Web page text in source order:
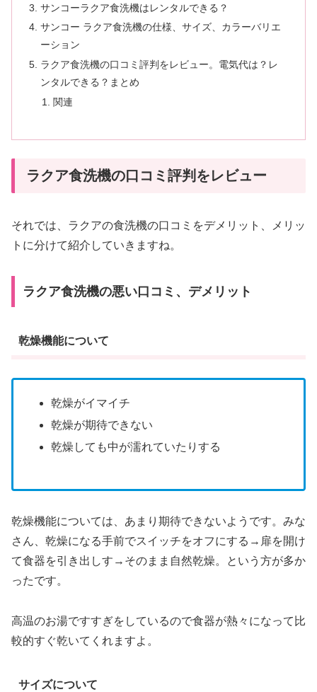
サンコーラクア食洗機はレンタルできる？
サンコー ラクア食洗機の仕様、サイズ、カラーバリエ
ーション
ラクア食洗機の口コミ評判をレビュー。電気代は？レ
ンタルできる？まとめ
関連
ラクア食洗機の口コミ評判をレビュー
それでは、ラクアの食洗機の口コミをデメリット、メリッ
トに分けて紹介していきますね。
ラクア食洗機の悪い口コミ、デメリット
乾燥機能について
乾燥がイマイチ
乾燥が期待できない
乾燥しても中が濡れていたりする
乾燥機能については、あまり期待できないようです。みな
さん、乾燥になる手前でスイッチをオフにする→扉を開け
て食器を引き出しす→そのまま自然乾燥。という方が多か
ったです。
高温のお湯ですすぎをしているので食器が熱々になって比
較的すぐ乾いてくれますよ。
サイズについて